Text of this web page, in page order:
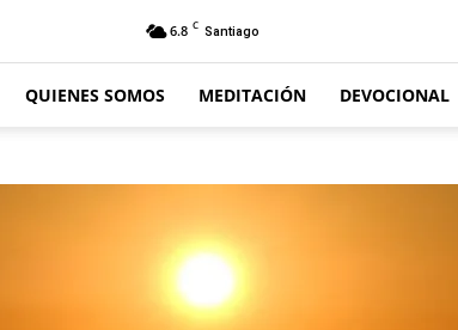
6.8 C Santiago
QUIENES SOMOS MEDITACIÓN DEVOCIONAL